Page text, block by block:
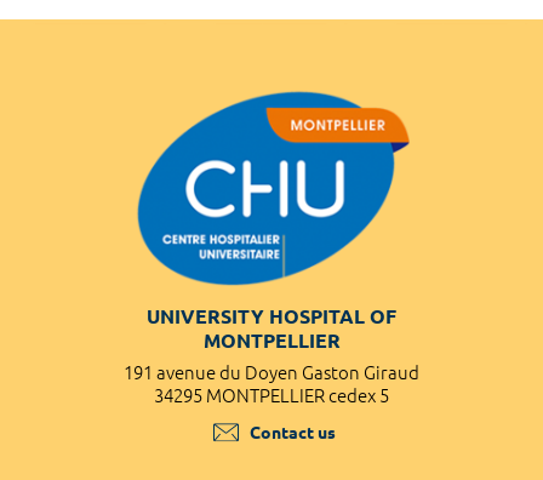
UNIVERSITY HOSPITAL OF
MONTPELLIER
191 avenue du Doyen Gaston Giraud
34295 MONTPELLIER cedex 5
Contact us